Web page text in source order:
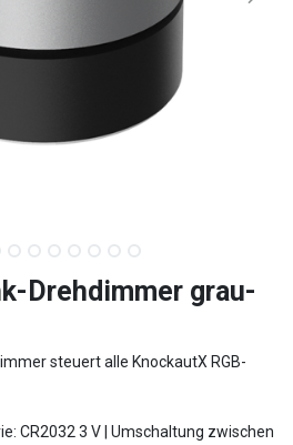
Drehdimmer grau-
steuert alle KnockautX RGB-
CR2032 3 V | Umschaltung zwischen